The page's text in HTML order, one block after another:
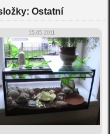
Ostatní
15.05.2011